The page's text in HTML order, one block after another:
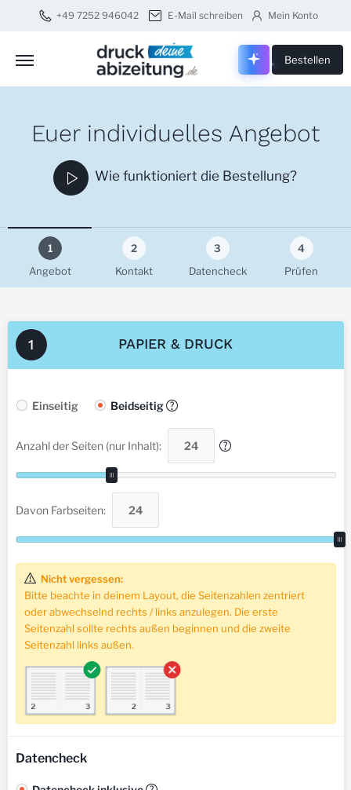
+49 7252 946042 E-Mail schreiben Mein Konto
Druck
Bestellen
Euer individuelles Angebot
Play
Wie funktioniert die Bestellung?
1
Angebot
2
Kontakt
3
Datencheck
4
Prüfen
1 PAPIER & DRUCK
Einseitig Beidseitig
Anzahl der Seiten (nur Inhalt):
Davon Farbseiten:
Nicht vergessen:
Bitte beachte in deinem Layout, die Seitenzahlen zentriert
oder abwechselnd rechts / links anzulegen. Die erste
Seitenzahl sollte rechts außen beginnen und die zweite
Seitenzahl links außen.
Datencheck